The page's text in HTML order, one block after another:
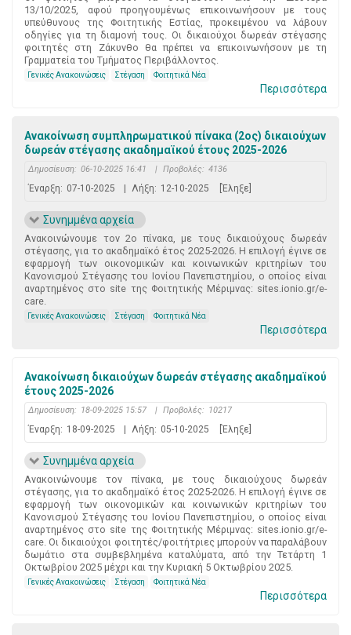
13/10/2025, αφού προηγουμένως επικοινωνήσουν με τους
υπεύθυνους της Φοιτητικής Εστίας, προκειμένου να λάβουν
οδηγίες για τη διαμονή τους. Οι δικαιούχοι δωρεάν στέγασης
φοιτητές στη Ζάκυνθο θα πρέπει να επικοινωνήσουν με τη
Γραμματεία του Τμήματος Περιβάλλοντος.
Γενικές Ανακοινώσεις Στέγαση Φοιτητικά Νέα
Περισσότερα
Ανακοίνωση συμπληρωματικού πίνακα (2ος) δικαιούχων
δωρεάν στέγασης ακαδημαϊκού έτους 2025-2026
Δημοσίευση: 06-10-2025 16:41 | Προβολές: 4136
Έναρξη: 07-10-2025 | Λήξη: 12-10-2025 [Έληξε]
Συνημμένα αρχεία
Ανακοινώνουμε τον 2ο πίνακα, με τους δικαιούχους δωρεάν
στέγασης, για το ακαδημαϊκό έτος 2025-2026. Η επιλογή έγινε σε
εφαρμογή των οικονομικών και κοινωνικών κριτηρίων του
Κανονισμού Στέγασης του Ιονίου Πανεπιστημίου, ο οποίος είναι
αναρτημένος στο site της Φοιτητικής Μέριμνας: sites.ionio.gr/e-
care.
Γενικές Ανακοινώσεις Στέγαση Φοιτητικά Νέα
Περισσότερα
Ανακοίνωση δικαιούχων δωρεάν στέγασης ακαδημαϊκού
έτους 2025-2026
Δημοσίευση: 18-09-2025 15:57 | Προβολές: 10217
Έναρξη: 18-09-2025 | Λήξη: 05-10-2025 [Έληξε]
Συνημμένα αρχεία
Ανακοινώνουμε τον πίνακα, με τους δικαιούχους δωρεάν
στέγασης, για το ακαδημαϊκό έτος 2025-2026. Η επιλογή έγινε σε
εφαρμογή των οικονομικών και κοινωνικών κριτηρίων του
Κανονισμού Στέγασης του Ιονίου Πανεπιστημίου, ο οποίος είναι
αναρτημένος στο site της Φοιτητικής Μέριμνας: sites.ionio.gr/e-
care. Οι δικαιούχοι φοιτητές/φοιτήτριες μπορούν να παραλάβουν
δωμάτιο στα συμβεβλημένα καταλύματα, από την Τετάρτη 1
Οκτωβρίου 2025 μέχρι και την Κυριακή 5 Οκτωβρίου 2025.
Γενικές Ανακοινώσεις Στέγαση Φοιτητικά Νέα
Περισσότερα